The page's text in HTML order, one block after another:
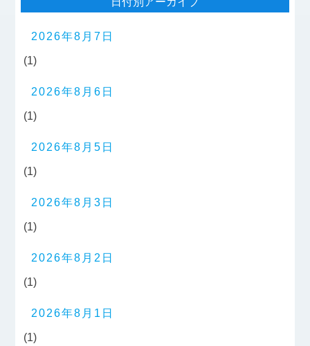
2026年8月7日
(1)
2026年8月6日
(1)
2026年8月5日
(1)
2026年8月3日
(1)
2026年8月2日
(1)
2026年8月1日
(1)